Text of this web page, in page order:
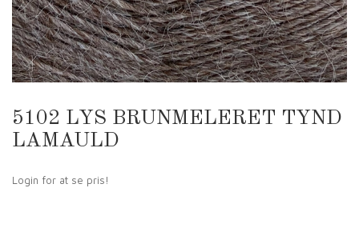
5102 LYS BRUNMELERET TYND
LAMAULD
Login for at se pris!